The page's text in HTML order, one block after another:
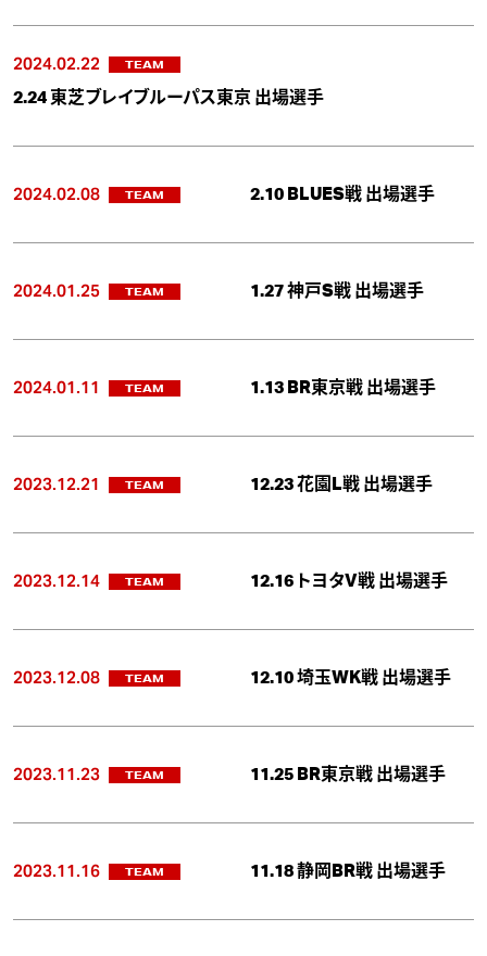
2024.02.22 TEAM
2.24 東芝ブレイブルーパス東京 出場選手
2024.02.08 TEAM 2.10 BLUES戦 出場選手
2024.01.25 TEAM 1.27 神戸S戦 出場選手
2024.01.11 TEAM 1.13 BR東京戦 出場選手
2023.12.21 TEAM 12.23 花園L戦 出場選手
2023.12.14 TEAM 12.16 トヨタV戦 出場選手
2023.12.08 TEAM 12.10 埼玉WK戦 出場選手
2023.11.23 TEAM 11.25 BR東京戦 出場選手
2023.11.16 TEAM 11.18 静岡BR戦 出場選手